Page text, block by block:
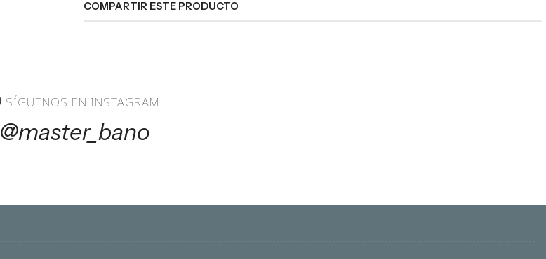
COMPARTIR ESTE PRODUCTO
SÍGUENOS EN INSTAGRAM
@master_bano